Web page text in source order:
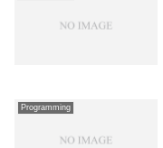
Programming